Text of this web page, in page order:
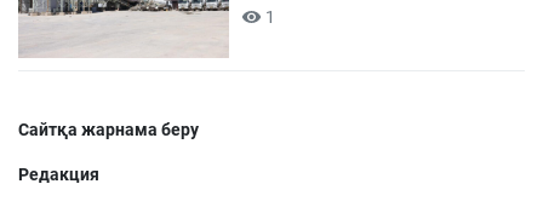
1
Сайтқа жарнама беру
Редакция